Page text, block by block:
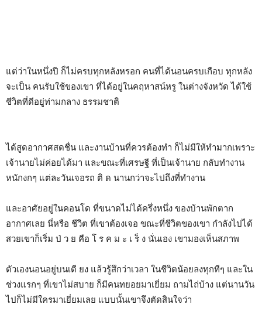
แต่ว่าในหนึ่งปี ก็ไม่ครบทุกหลังหรอก คนที่ได้นอนครบเกือบ ทุกหลัง
จะเป็น คนรับใช้ของเขา ที่ได้อยู่ในคฤหาสน์หรู ในต่างจังหวัด ได้ใช้
ชีวิตที่ดีอยู่ท่ามกลาง ธรรมชาติ
ได้สูดอากาศสดชื่น และงานบ้านที่ควรต้องทำ ก็ไม่มีให้ทำมากเพราะ
เจ้านายไม่ค่อยได้มา และขณะที่เศรษฐี ที่เป็นเจ้านาย กลับทำงาน
หนักงกๆ แต่ละวันเจอรถ ติ ด นานกว่าจะไปถึงที่ทำงาน
และอาศัยอยู่ในคอนโด ที่ขนาดไม่ได้ครึ่งหนึ่ง ของบ้านพักตาก
อากาศเลย นี่หรือ ชีวิต ที่เขาต้องเจอ ขณะที่ชีวิตของเขา กำลังไปได้
สวยเขาก็เริ่ม ป่ ว ย คือ โ ร ค ม ะ เ ร็ ง นั่นเอง เขามองเห็นสภาพ
ตัวเองนอนอยู่บนเตี ยง แล้วรู้สึกว่าเวลา ในชีวิตน้อยลงทุกทีๆ และใน
ช่วงแรกๆ ที่เขาไม่สบาย ก็มีคนทยอยมาเยี่ยม ถามไถ่บ้าง แต่นานวัน
ไปก็ไม่มีใครมาเยี่ยมเลย แบบนั้นเขาจึงตัดสินใจว่า